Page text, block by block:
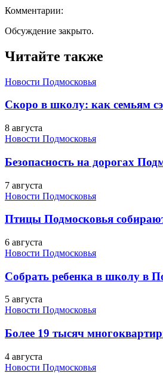
Комментарии:
Обсуждение закрыто.
Читайте также
Новости Подмосковья
Скоро в школу: как семьям
8 августа
Новости Подмосковья
Безопасность на дорогах
7 августа
Новости Подмосковья
Птицы Подмосковья
6 августа
Новости Подмосковья
Собрать ребенка в школу в
5 августа
Новости Подмосковья
Более 19 тысяч
4 августа
Новости Подмосковья